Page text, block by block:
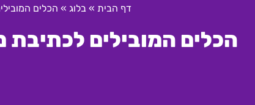
דף הבית » בלוג » הכלים
הכלים המובילים לכתיבת